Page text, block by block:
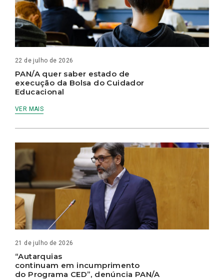
22 de julho de 2026
PAN/A quer saber estado de
execução da Bolsa do Cuidador
Educacional
VER MAIS
21 de julho de 2026
“Autarquias
continuam em incumprimento
do Programa CED”, denúncia PAN/A